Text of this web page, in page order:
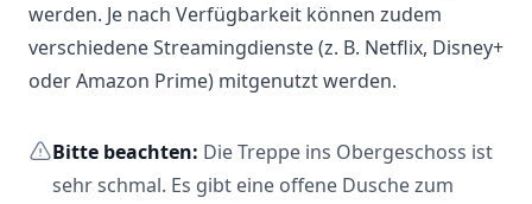
werden. Je nach Verfügbarkeit können zudem
verschiedene Streamingdienste (z. B. Netflix, Disney+
oder Amazon Prime) mitgenutzt werden.
Bitte beachten: Die Treppe ins Obergeschoss ist
sehr schmal. Es gibt eine offene Dusche zum